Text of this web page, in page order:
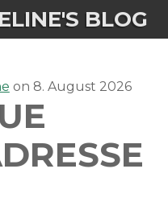
BLOG
alles, was
on 8. August 2026